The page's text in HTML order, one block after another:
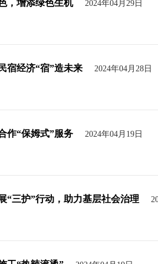
，增添绿色生机 2024年04月29日
宿经济“宿”造未来 2024年04月28日
作“保姆式”服务 2024年04月19日
“三护”行动，助力基层社会治理